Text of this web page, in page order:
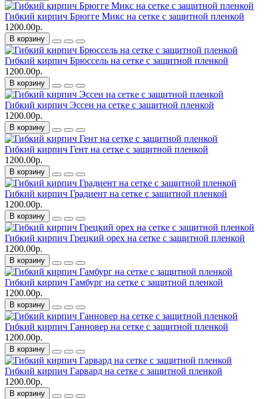
Гибкий кирпич Брюгге Микс на сетке с защитной пленкой
1200.00р.
В корзину
Гибкий кирпич Брюссель на сетке с защитной пленкой
1200.00р.
В корзину
Гибкий кирпич Эссен на сетке с защитной пленкой
1200.00р.
В корзину
Гибкий кирпич Гент на сетке с защитной пленкой
1200.00р.
В корзину
Гибкий кирпич Градиент на сетке с защитной пленкой
1200.00р.
В корзину
Гибкий кирпич Грецкий орех на сетке с защитной пленкой
1200.00р.
В корзину
Гибкий кирпич Гамбург на сетке с защитной пленкой
1200.00р.
В корзину
Гибкий кирпич Ганновер на сетке с защитной пленкой
1200.00р.
В корзину
Гибкий кирпич Гарвард на сетке с защитной пленкой
1200.00р.
В корзину